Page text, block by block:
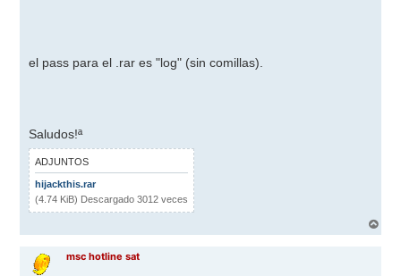
el pass para el .rar es "log" (sin comillas).
Saludos!ª
ADJUNTOS
hijackthis.rar
(4.74 KiB) Descargado 3012 veces
r
msc hotline sat